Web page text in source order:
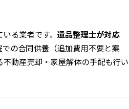
る業者です。 遺品整理士が対応
の合同供養（追加費用不要と案
動産売却・家屋解体の手配も行い